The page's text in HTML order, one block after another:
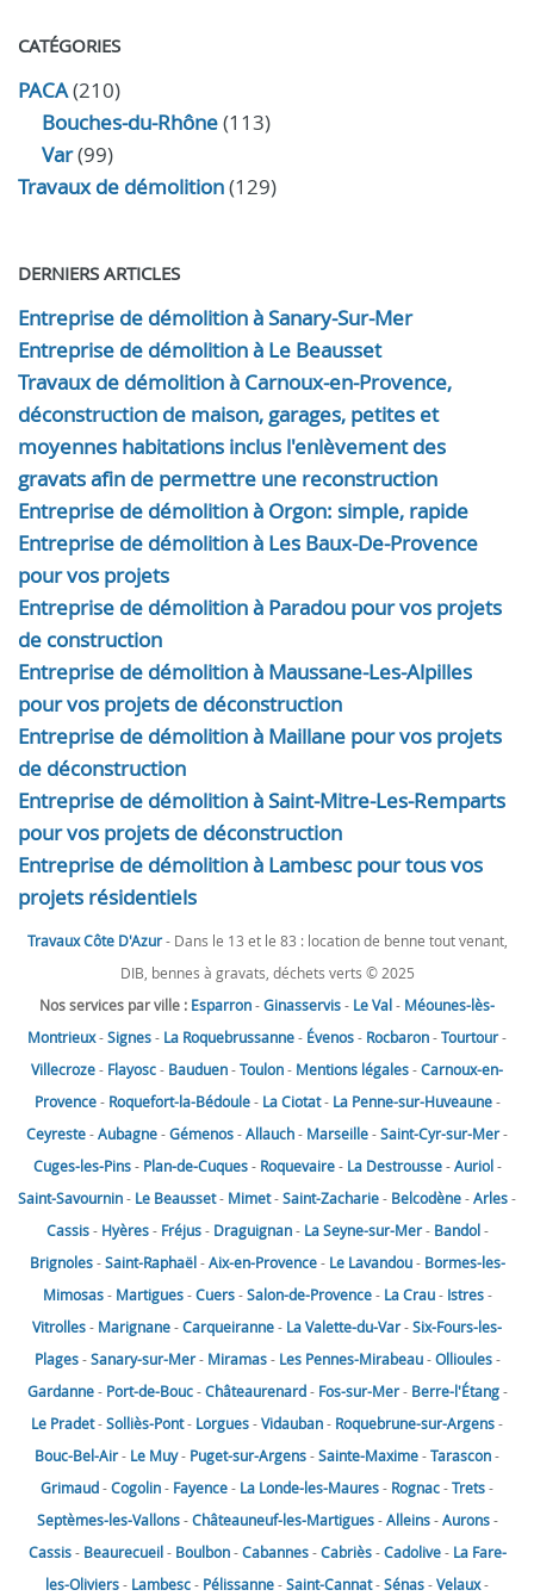
CATÉGORIES
PACA(210)
Bouches-du-Rhône(113)
Var(99)
Travaux de démolition(129)
DERNIERS ARTICLES
Entreprise de démolition à Sanary-Sur-Mer
Entreprise de démolition à Le Beausset
Travaux de démolition à Carnoux-en-Provence,
déconstruction de maison, garages, petites et
moyennes habitations inclus l'enlèvement des
gravats afin de permettre une reconstruction
Entreprise de démolition à Orgon: simple, rapide
Entreprise de démolition à Les Baux-De-Provence
pour vos projets
Entreprise de démolition à Paradou pour vos projets
de construction
Entreprise de démolition à Maussane-Les-Alpilles
pour vos projets de déconstruction
Entreprise de démolition à Maillane pour vos projets
de déconstruction
Entreprise de démolition à Saint-Mitre-Les-Remparts
pour vos projets de déconstruction
Entreprise de démolition à Lambesc pour tous vos
projets résidentiels
Travaux Côte D'Azur- Dans le 13 et le 83 : location de benne tout venant,
DIB, bennes à gravats, déchets verts © 2025
Nos services par ville : Esparron-Ginasservis- Le Val- Méounes-lès-
Montrieux-Signes- La Roquebrussanne- Évenos- Rocbaron-Tourtour-
Villecroze- Flayosc- Bauduen-Toulon- Mentions légales-Carnoux-en-
Provence- Roquefort-la-Bédoule- La Ciotat- La Penne-sur-Huveaune-
Ceyreste-Aubagne-Gémenos-Allauch- Marseille-Saint-Cyr-sur-Mer-
Cuges-les-Pins- Plan-de-Cuques- Roquevaire- La Destrousse-Auriol-
Saint-Savournin- Le Beausset- Mimet-Saint-Zacharie- Belcodène-Arles-
Cassis- Hyères- Fréjus- Draguignan- La Seyne-sur-Mer- Bandol-
Brignoles-Saint-Raphaël-Aix-en-Provence- Le Lavandou- Bormes-les-
Mimosas- Martigues-Cuers-Salon-de-Provence- La Crau- Istres-
Vitrolles- Marignane-Carqueiranne- La Valette-du-Var-Six-Fours-les-
Plages-Sanary-sur-Mer- Miramas- Les Pennes-Mirabeau-Ollioules-
Gardanne- Port-de-Bouc-Châteaurenard- Fos-sur-Mer- Berre-l'Étang-
Le Pradet-Solliès-Pont- Lorgues-Vidauban- Roquebrune-sur-Argens-
Bouc-Bel-Air- Le Muy- Puget-sur-Argens-Sainte-Maxime-Tarascon-
Grimaud-Cogolin- Fayence- La Londe-les-Maures- Rognac-Trets-
Septèmes-les-Vallons-Châteauneuf-les-Martigues-Alleins-Aurons-
Cassis- Beaurecueil- Boulbon-Cabannes-Cabriès-Cadolive- La Fare-
les-Oliviers- Lambesc- Pélissanne-Saint-Cannat-Sénas-Velaux-